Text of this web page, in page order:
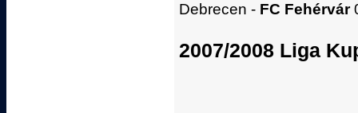
Debrecen - FC Fehérvár
2007/2008 Liga